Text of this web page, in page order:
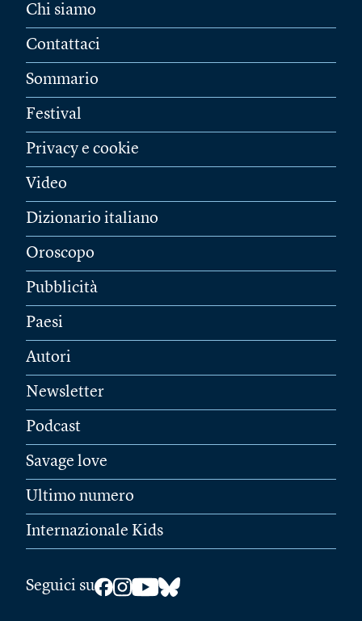
Chi siamo
Contattaci
Sommario
Festival
Privacy e cookie
Video
Dizionario italiano
Oroscopo
Pubblicità
Paesi
Autori
Newsletter
Podcast
Savage love
Ultimo numero
Internazionale Kids
Seguici su